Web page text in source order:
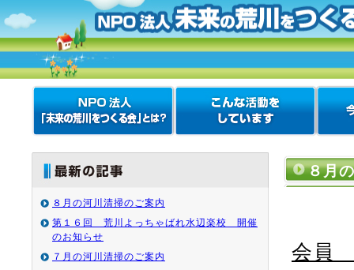
８月の河川清掃のご案内
第１６回 荒川よっちゃばれ水辺楽校 開催
のお知らせ
７月の河川清掃のご案内
８月
会員